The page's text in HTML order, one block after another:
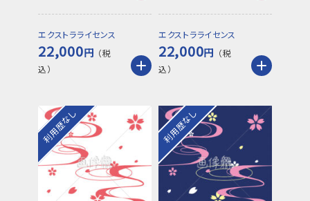
エクストラライセンス
22,000円
エクストラライセンス
22,000円
利用歴なし 利用歴なし